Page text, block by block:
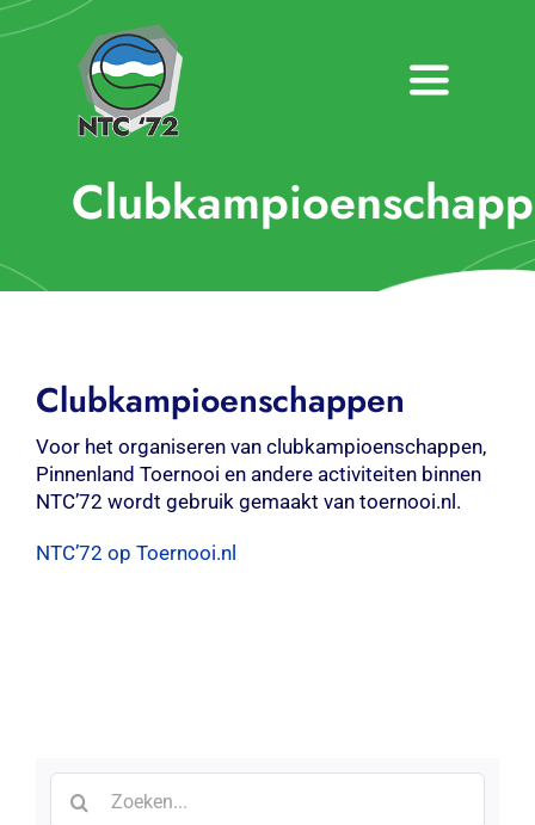
Ga
naar
Toggle
Over NTC ’72
Agenda
Bardienst
Contact
Clubkampioenschappen
Voor het organiseren van clubkampioenschappen,
Pinnenland Toernooi en andere activiteiten binnen
NTC’72 wordt gebruik gemaakt van toernooi.nl.
NTC’72 op Toernooi.nl
Zoeken
naar: